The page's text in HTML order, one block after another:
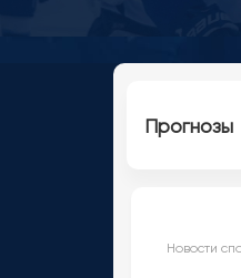
Прогнозы
Новости